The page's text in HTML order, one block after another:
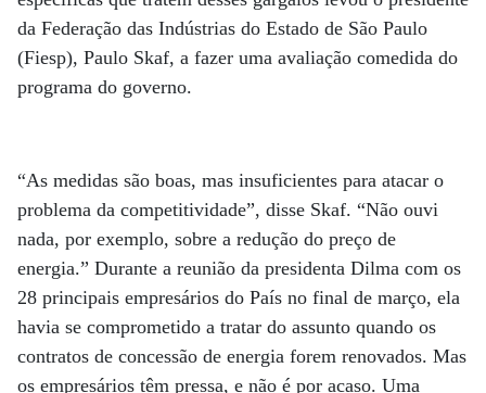
da Federação das Indústrias do Estado de São Paulo
(Fiesp), Paulo Skaf, a fazer uma avaliação comedida do
programa do governo.
“As medidas são boas, mas insuficientes para atacar o
problema da competitividade”, disse Skaf. “Não ouvi
nada, por exemplo, sobre a redução do preço de
energia.” Durante a reunião da presidenta Dilma com os
28 principais empresários do País no final de março, ela
havia se comprometido a tratar do assunto quando os
contratos de concessão de energia forem renovados. Mas
os empresários têm pressa, e não é por acaso. Uma